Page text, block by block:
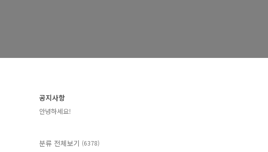
공지사항
안녕하세요!
분류 전체보기 (6378)